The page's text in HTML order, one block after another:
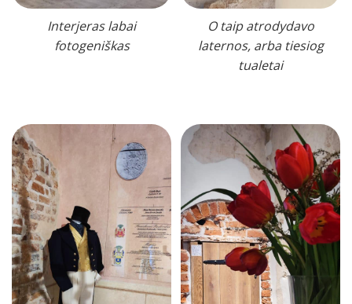
Interjeras labai
fotogeniškas
O taip atrodydavo
laternos, arba tiesiog
tualetai